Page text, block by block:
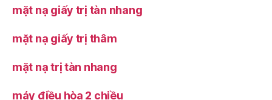
mặt nạ giấy trị tàn nhang
mặt nạ giấy trị thâm
mặt nạ trị tàn nhang
máy điều hòa 2 chiều